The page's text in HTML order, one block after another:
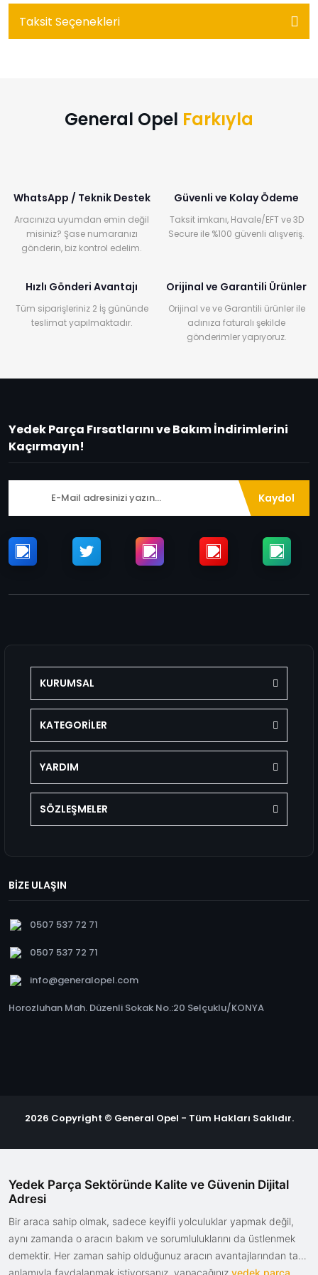
Taksit Seçenekleri
General Opel Farkıyla
WhatsApp / Teknik Destek
Aracınıza uyumdan emin değil
misiniz? Şase numaranızı
gönderin, biz kontrol edelim.
Güvenli ve Kolay Ödeme
Taksit imkanı, Havale/EFT ve 3D
Secure ile %100 güvenli alışveriş.
Hızlı Gönderi Avantajı
Tüm siparişleriniz 2 İş gününde
teslimat yapılmaktadır.
Orijinal ve Garantili Ürünler
Orijinal ve ve Garantili ürünler ile
adınıza faturalı şekilde
gönderimler yapıyoruz.
Yedek Parça Fırsatlarını ve Bakım İndirimlerini
Kaçırmayın!
Kaydol
KURUMSAL
KATEGORİLER
YARDIM
SÖZLEŞMELER
BİZE ULAŞIN
0507 537 72 71
0507 537 72 71
info@generalopel.com
Horozluhan Mah. Düzenli Sokak No.:20 Selçuklu/KONYA
2026 Copyright © General Opel - Tüm Hakları Saklıdır.
Yedek Parça Sektöründe Kalite ve Güvenin Dijital
Adresi
Bir araca sahip olmak, sadece keyifli yolculuklar yapmak değil,
aynı zamanda o aracın bakım ve sorumluluklarını da üstlenmek
demektir. Her zaman sahip olduğunuz aracın avantajlarından tam
anlamıyla faydalanmak istiyorsanız, yapacağınız yedek parça